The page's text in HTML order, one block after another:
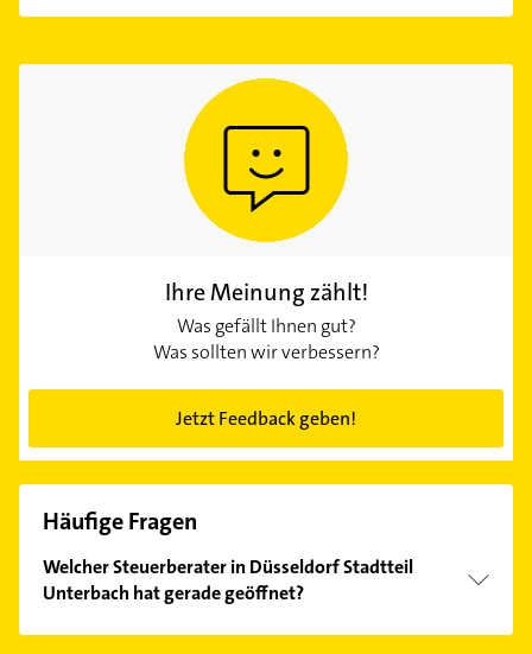
Ihre Meinung zählt!
Was gefällt Ihnen gut?
Was sollten wir verbessern?
Jetzt Feedback geben!
Häufige Fragen
Welcher Steuerberater in Düsseldorf Stadtteil
Unterbach hat gerade geöffnet?
Im Anbieter-Bereich finden Sie alleÖffnungszeiten.